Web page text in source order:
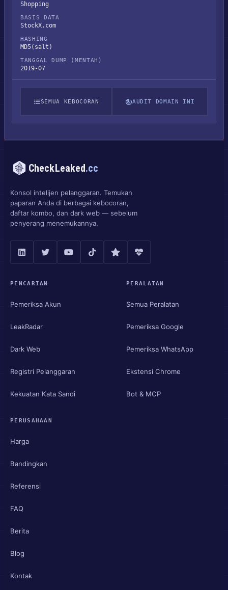
Shopping
BASIS DATA
StockX.com
HASHING
MD5(salt)
TANGGAL DUMP (MENTAH)
2019-07
SEMUA KEBOCORAN AUDIT DOMAIN INI
CheckLeaked.cc
Konsol intelijen pelanggaran. Temukan
paparan Anda di berbagai kebocoran,
daftar kombo, dan dark web — sebelum
penyerang menemukannya.
PENCARIAN
Pemeriksa Akun
LeakRadar
Dark Web
Registri Pelanggaran
Kekuatan Kata Sandi
PERALATAN
Semua Peralatan
Pemeriksa Google
Pemeriksa WhatsApp
Ekstensi Chrome
Bot & MCP
PERUSAHAAN
Harga
Bandingkan
Referensi
FAQ
Berita
Blog
Kontak